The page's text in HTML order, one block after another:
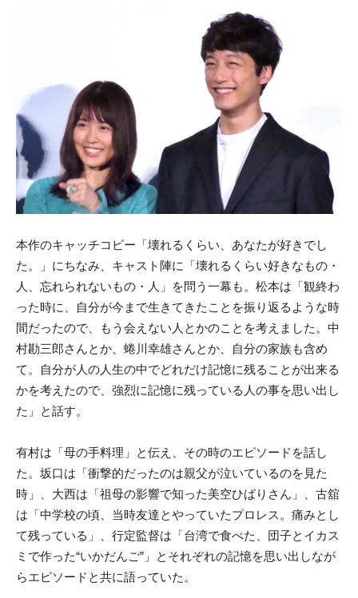
本作のキャッチコピー「壊れるくらい、あなたが好きでし
た。」にちなみ、キャスト陣に「壊れるくらい好きなもの・
人、忘れられないもの・人」を問う一幕も。松本は「観終わ
った時に、自分が今まで生きてきたことを振り返るような時
間だったので、もう会えない人とかのことを考えました。中
村勘三郎さんとか、蜷川幸雄さんとか、自分の家族も含め
て。自分が人の人生の中でどれだけ記憶に残ることが出来る
かを考えたので、強烈に記憶に残っている人の事を思い出し
た」と話す。
有村は「母の手料理」と伝え、その時のエピソードを話し
た。坂口は「衝撃的だったのは親父が泣いているのを見た
時」、大西は「祖母の影響で知った美空ひばりさん」、古舘
は「中学校の頃、当時友達とやっていたプロレス。痛みとし
て残っている」、行定監督は「台湾で食べた、団子とイカス
ミで作った“いかだんご”」とそれぞれの記憶を思い出しなが
らエピソードと共に語っていた。